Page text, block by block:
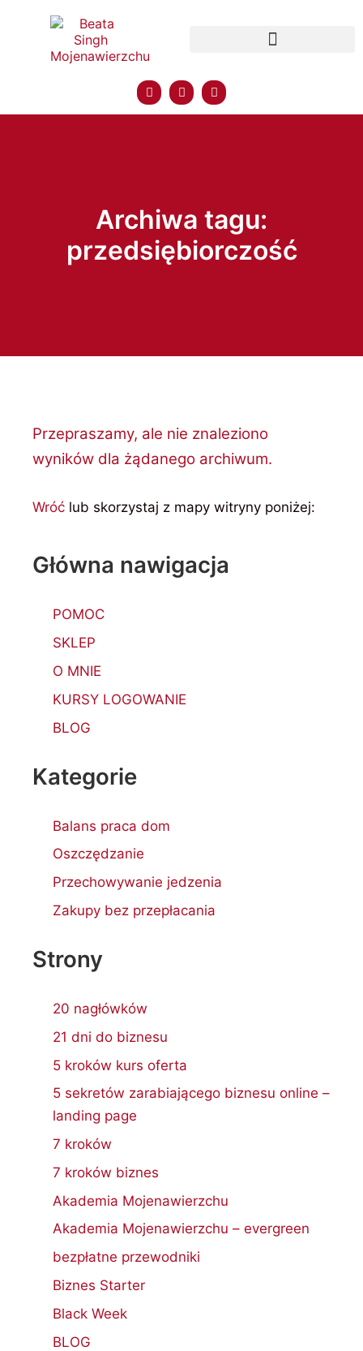
Archiwa tagu:
przedsiębiorczość
Przepraszamy, ale nie znaleziono
wyników dla żądanego archiwum.
Wróć lub skorzystaj z mapy witryny poniżej:
Główna nawigacja
POMOC
SKLEP
O MNIE
KURSY LOGOWANIE
BLOG
Kategorie
Balans praca dom
Oszczędzanie
Przechowywanie jedzenia
Zakupy bez przepłacania
Strony
20 nagłówków
21 dni do biznesu
5 kroków kurs oferta
5 sekretów zarabiającego biznesu online –
landing page
7 kroków
7 kroków biznes
Akademia Mojenawierzchu
Akademia Mojenawierzchu – evergreen
bezpłatne przewodniki
Biznes Starter
Black Week
BLOG